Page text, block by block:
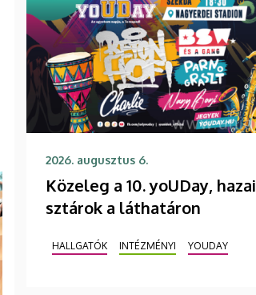
2026. augusztus 6.
Közeleg a 10. yoUDay, hazai
sztárok a láthatáron
HALLGATÓK INTÉZMÉNYI YOUDAY